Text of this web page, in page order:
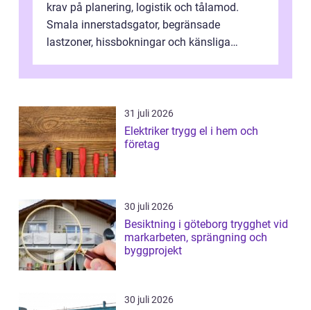
krav på planering, logistik och tålamod.
Smala innerstadsgator, begränsade
lastzoner, hissbokningar och känsliga
31 juli 2026
Elektriker trygg el i hem och
företag
30 juli 2026
Besiktning i göteborg trygghet vid
markarbeten, sprängning och
byggprojekt
30 juli 2026